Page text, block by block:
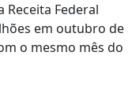
Federal
em outubro de
o mesmo mês do